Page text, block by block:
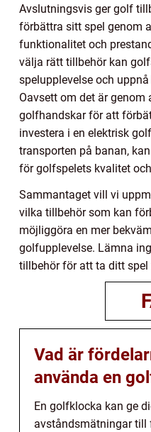
Avslutningsvis ger golf
förbättra sitt spel genom
funktionalitet och
välja rätt tillbehör kan
spelupplevelse och
Oavsett om det är genom
golfhandskar för att
investera i en elektrisk
transporten på banan,
för golfspelets kvalitet
Sammantaget vill vi
vilka tillbehör som kan
möjliggöra en mer
golfupplevelse. Lämna
tillbehör för att ta ditt
Vad är
använda en
En golfklocka kan ge
avståndsmätningar